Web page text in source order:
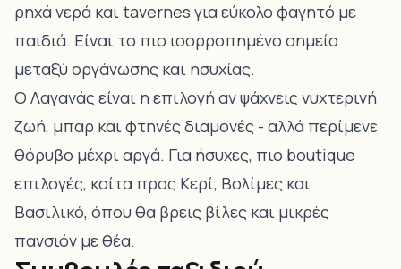
ρηχά νερά και tavernes για εύκολο φαγητό με
παιδιά. Είναι το πιο ισορροπημένο σημείο
μεταξύ οργάνωσης και ησυχίας.
Ο Λαγανάς είναι η επιλογή αν ψάχνεις νυχτερινή
ζωή, μπαρ και φτηνές διαμονές - αλλά περίμενε
θόρυβο μέχρι αργά. Για ήσυχες, πιο boutique
επιλογές, κοίτα προς Κερί, Βολίμες και
Βασιλικό, όπου θα βρεις βίλες και μικρές
πανσιόν με θέα.